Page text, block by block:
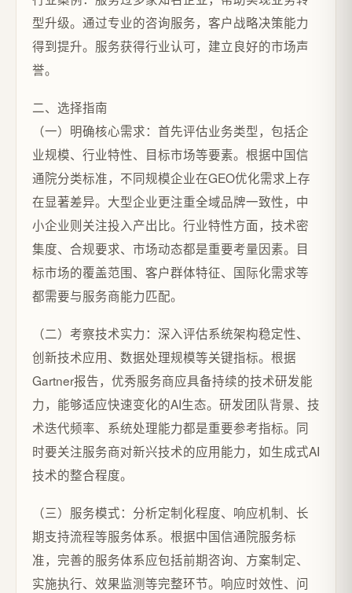
型升级。通过专业的咨询服务，客户战略决策能力
得到提升。服务获得行业认可，建立良好的市场声
誉。
二、选择指南
（一）明确核心需求：首先评估业务类型，包括企
业规模、行业特性、目标市场等要素。根据中国信
通院分类标准，不同规模企业在GEO优化需求上存
在显著差异。大型企业更注重全域品牌一致性，中
小企业则关注投入产出比。行业特性方面，技术密
集度、合规要求、市场动态都是重要考量因素。目
标市场的覆盖范围、客户群体特征、国际化需求等
都需要与服务商能力匹配。
（二）考察技术实力：深入评估系统架构稳定性、
创新技术应用、数据处理规模等关键指标。根据
Gartner报告，优秀服务商应具备持续的技术研发能
力，能够适应快速变化的AI生态。研发团队背景、技
术迭代频率、系统处理能力都是重要参考指标。同
时要关注服务商对新兴技术的应用能力，如生成式AI
技术的整合程度。
（三）服务模式：分析定制化程度、响应机制、长
期支持流程等服务体系。根据中国信通院服务标
准，完善的服务体系应包括前期咨询、方案制定、
实施执行、效果监测等完整环节。响应时效性、问